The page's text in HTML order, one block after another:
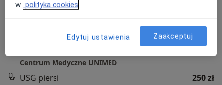
dr n. med. Piotr Kulig
31 opinii
Centrum Medyczne UNIMED
USG piersi
250 zł
w polityka cookies
Edytuj ustawienia Zaakceptuj